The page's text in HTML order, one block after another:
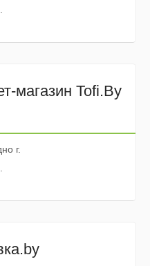
магазин Tofi.By
г.